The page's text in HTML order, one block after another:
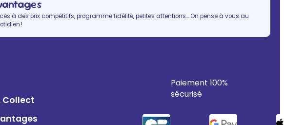
à des prix compétitifs, programme fidélité, petites attentions… On pense à vous au
!
Collect
Paiement 100%
sécurisé